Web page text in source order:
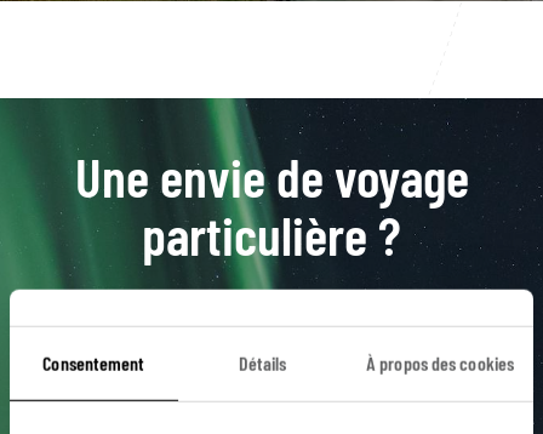
Consentement Détails À propos des cookies
Une envie de voyage
particulière ?
Aalesund Averoy Briksdal Fjord
Flam Chutes de Tvinde Eidfjord